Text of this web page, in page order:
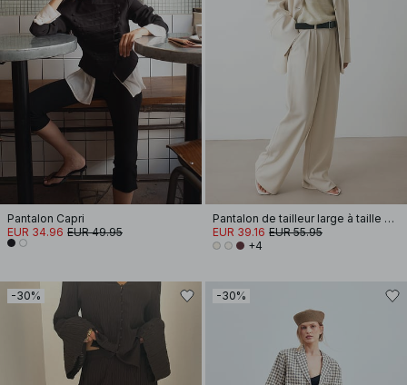
Pantalon Capri
EUR 34.96 EUR 49.95
Pantalon de tailleur large à taille haute
EUR 39.16 EUR 55.95
+4
-30% -30%